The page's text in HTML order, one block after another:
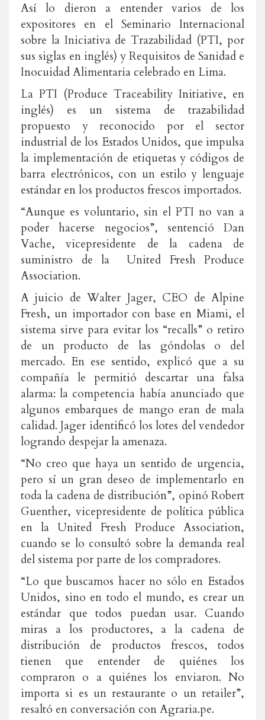
Así lo dieron a entender varios de los
expositores en el Seminario Internacional
sobre la Iniciativa de Trazabilidad (PTI, por
sus siglas en inglés) y Requisitos de Sanidad e
Inocuidad Alimentaria celebrado en Lima.
La PTI (Produce Traceability Initiative, en
inglés) es un sistema de trazabilidad
propuesto y reconocido por el sector
industrial de los Estados Unidos, que impulsa
la implementación de etiquetas y códigos de
barra electrónicos, con un estilo y lenguaje
estándar en los productos frescos importados.
“Aunque es voluntario, sin el PTI no van a
poder hacerse negocios”, sentenció Dan
Vache, vicepresidente de la cadena de
suministro de la United Fresh Produce
Association.
A juicio de Walter Jager, CEO de Alpine
Fresh, un importador con base en Miami, el
sistema sirve para evitar los “recalls” o retiro
de un producto de las góndolas o del
mercado. En ese sentido, explicó que a su
compañía le permitió descartar una falsa
alarma: la competencia había anunciado que
algunos embarques de mango eran de mala
calidad. Jager identificó los lotes del vendedor
logrando despejar la amenaza.
“No creo que haya un sentido de urgencia,
pero sí un gran deseo de implementarlo en
toda la cadena de distribución”, opinó Robert
Guenther, vicepresidente de política pública
en la United Fresh Produce Association,
cuando se lo consultó sobre la demanda real
del sistema por parte de los compradores.
“Lo que buscamos hacer no sólo en Estados
Unidos, sino en todo el mundo, es crear un
estándar que todos puedan usar. Cuando
miras a los productores, a la cadena de
distribución de productos frescos, todos
tienen que entender de quiénes los
compraron o a quiénes los enviaron. No
importa si es un restaurante o un retailer”,
resaltó en conversación con Agraria.pe.